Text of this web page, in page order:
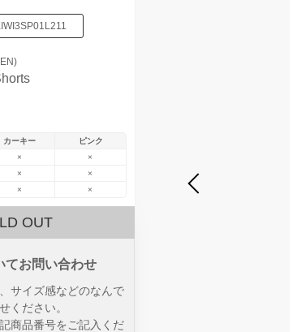
カーキー
ピンク
×
×
×
×
× ×
OUT
てお問い合わせ
サイズ感などのなんで
ください。
商品番号をご記入くだ